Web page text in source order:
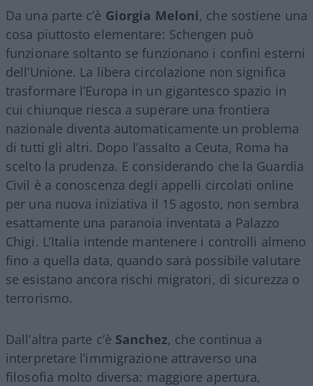
Da una parte c’è Giorgia Meloni, che sostiene una
cosa piuttosto elementare: Schengen può
funzionare soltanto se funzionano i confini esterni
dell’Unione. La libera circolazione non significa
trasformare l’Europa in un gigantesco spazio in
cui chiunque riesca a superare una frontiera
nazionale diventa automaticamente un problema
di tutti gli altri. Dopo l’assalto a Ceuta, Roma ha
scelto la prudenza. E considerando che la Guardia
Civil è a conoscenza degli appelli circolati online
per una nuova iniziativa il 15 agosto, non sembra
esattamente una paranoia inventata a Palazzo
Chigi. L’Italia intende mantenere i controlli almeno
fino a quella data, quando sarà possibile valutare
se esistano ancora rischi migratori, di sicurezza o
terrorismo.
Dall’altra parte c’è Sanchez, che continua a
interpretare l’immigrazione attraverso una
filosofia molto diversa: maggiore apertura,